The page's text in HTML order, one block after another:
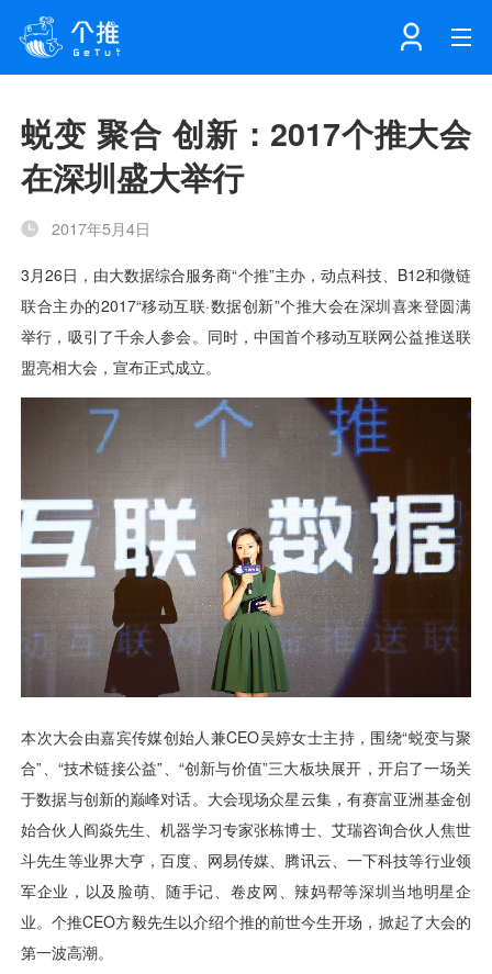
首页
产品
个知·智能工作站
个知·智能营销AITA
个知·智能运营AIBI
用户运营
AI应用工坊
一键认证
营销数盘
人口数盘
解决方案
数据中台解决方案
个知·智能工作站
品牌营销
城市治理
银行数字化
智能风控
开发者中心
SDK下载
合规指南
我的开发者中心
数据工坊
了解我们
公司简介
加入我们
注册
蜕变 聚合 创新：2017个推大会
在深圳盛大举行
2017年5月4日